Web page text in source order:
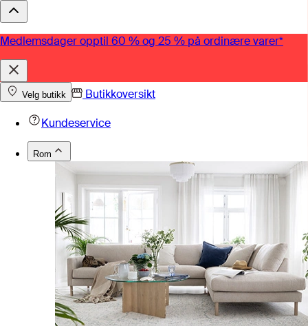
Medlemsdager opptil 60 % og 25 % på ordinære varer*
Velg butikk
Butikkoversikt
Kundeservice
Rom